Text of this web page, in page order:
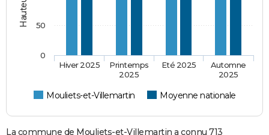
Mouliets-et-Villemartin Moyenne nationale
Hiver 2025
Printemps
2025
Eté 2025
Automne
2025
0
50
La commune de Mouliets-et-Villemartin a connu 713